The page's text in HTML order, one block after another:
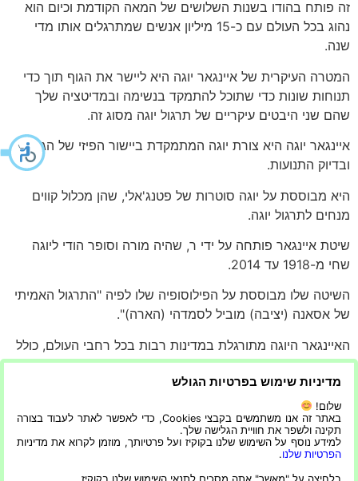
זה פותח בהודו בשנות השלושים של המאה הקודמת וכיום הוא
נהוג בכל העולם עם כ-15 מיליון אנשים שמתרגלים אותו מדי
שנה.
המטרה העיקרית של איינגאר יוגה היא ליישר את הגוף תוך כדי
תנוחות שונות כדי שתוכל להתמקד בנשימה ובמדיטציה שלך
שהם שני היבטים עיקריים של תרגול יוגה מסוג זה.
איינגאר יוגה היא צורת יוגה המתמקדת ביישור הפיזי של הגוף
ובדיוק התנועות.
היא מבוססת על יוגה סוטרות של פטנג'אלי, שהן מכלול קווים
מנחים לתרגול יוגה.
שיטת איינגאר פותחה על ידי ר, שהיה מורה וסופר הודי ליוגה
שחי מ-1918 עד 2014.
השיטה שלו מבוססת על הפילוסופיה שלו לפיה "התרגול האמיתי
של אסאנה (יציבה) מוביל לסמדהי (הארה)".
האיינגאר היוגה מתורגלת במדינות רבות בכל רחבי העולם, כולל
בישראל שם היא צברה פופולריות בשנים האחרונות
גם איינגאר יוגה היא צורה של האטה יוגה שפותחה על ידי BKS
איינגאר בשנות ה-30 וה-40.
איינגאר יוגה מתורגלת במקומות רבים ברחבי העולם, כולל תל
מדיניות שימוש בפרטיות הגולש
שלום!
באתר זה אנו משתמשים בקבצי Cookies, כדי לאפשר לאתר לעבוד בצורה
תקינה ולשפר את חוויית הגלישה שלך.
למידע נוסף על השימוש שלנו בקוקיז ועל פרטיותך, מוזמן לקרוא את מדיניות
הפרטיות שלנו.